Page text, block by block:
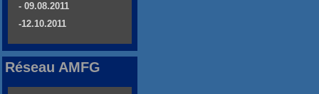
- 09.08.2011
-12.10.2011
Réseau AMFG